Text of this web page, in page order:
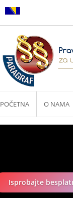
POČETNA O NAMA
Isprobajte